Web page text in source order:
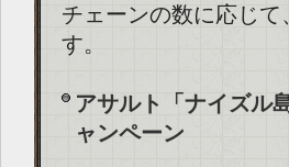
チェーンの数に応じ
す。
アサルト「ナイズル
ャンペーン